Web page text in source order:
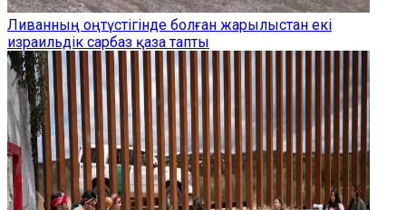
Ливанның оңтүстігінде болған жарылыстан екі
израильдік сарбаз қаза тапты